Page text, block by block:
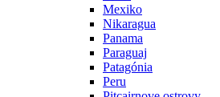
Mexiko
Nikaragua
Panama
Paraguaj
Patagónia
Peru